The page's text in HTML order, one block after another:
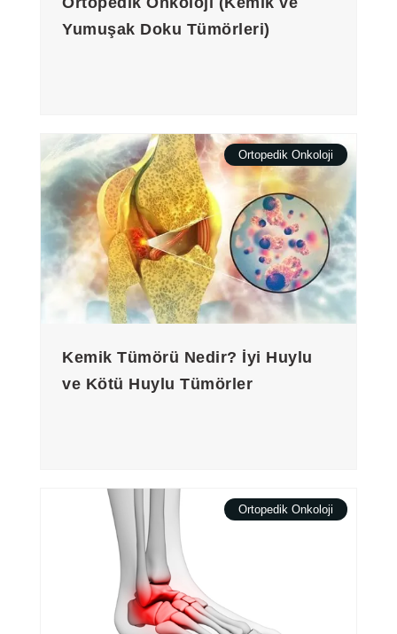
Yumuşak Doku Tümörleri)
Ortopedik Onkoloji
Kemik Tümörü Nedir? İyi Huylu
ve Kötü Huylu Tümörler
Ortopedik Onkoloji